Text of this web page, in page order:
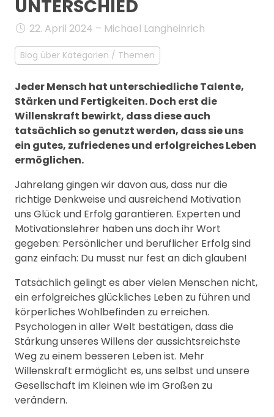
MANAGEMENT
FAQ
UNTERSCHIED
22. April 2024 – Michael Langheinrich
Blog über Kategorien / Themen
Jeder Mensch hat unterschiedliche Talente,
Stärken und Fertigkeiten. Doch erst die
Willenskraft bewirkt, dass diese auch
tatsächlich so genutzt werden, dass sie uns
ein gutes, zufriedenes und erfolgreiches Leben
ermöglichen.
Jahrelang gingen wir davon aus, dass nur die
richtige Denkweise und ausreichend Motivation
uns Glück und Erfolg garantieren. Experten und
Motivationslehrer haben uns doch ihr Wort
gegeben: Persönlicher und beruflicher Erfolg sind
ganz einfach: Du musst nur fest an dich glauben!
Tatsächlich gelingt es aber vielen Menschen nicht,
ein erfolgreiches glückliches Leben zu führen und
körperliches Wohlbefinden zu erreichen.
Psychologen in aller Welt bestätigen, dass die
Stärkung unseres Willens der aussichtsreichste
Weg zu einem besseren Leben ist. Mehr
Willenskraft ermöglicht es, uns selbst und unsere
Gesellschaft im Kleinen wie im Großen zu
verändern.